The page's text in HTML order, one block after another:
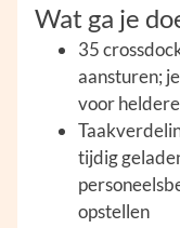
Wat ga je
35
aansturen;
voor
tijdig
opstellen